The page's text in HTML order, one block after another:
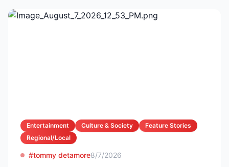
Entertainment Culture & Society
Feature Stories
Regional/Local
#tommy detamore8/7/2026